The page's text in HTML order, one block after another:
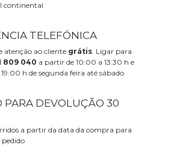
continental
TELEFÓNICA
atenção ao cliente grátis. Ligar para
809 040 a partir de 10:00 a 13:30 h e
19:00 h de segunda feira até sábado
PARA DEVOLUÇÃO 30
a partir da data da compra para
pedido